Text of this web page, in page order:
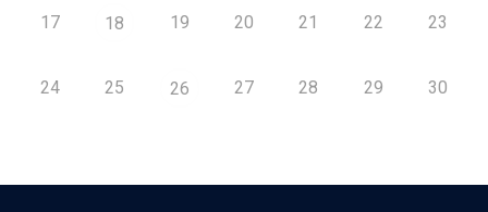
17 18 19 20 21 22 23
24 25 26 27 28 29 30